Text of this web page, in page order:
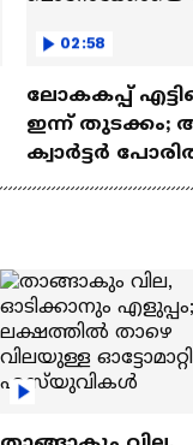
02:58
ലോകകപ്പ്
ഇന്ന് തുടക്കം;
ക്വാര്‍ട്ടര്‍
മൊറോക്കോയെ